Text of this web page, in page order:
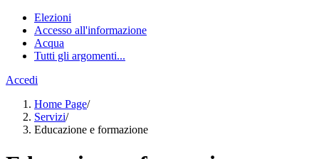
Elezioni
Accesso all'informazione
Acqua
Tutti gli argomenti...
Accedi
Home Page/
Servizi/
Educazione e formazione